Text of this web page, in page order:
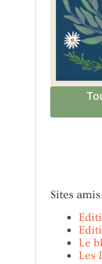
Sites amis
Le
Les